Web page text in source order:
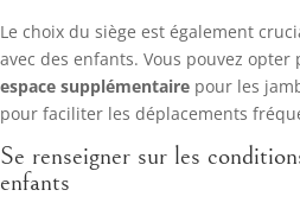
Le choix du siège est également
avec des enfants. Vous pouvez opter
espace supplémentaire pour les
pour faciliter les déplacements
Se renseigner sur les
enfants